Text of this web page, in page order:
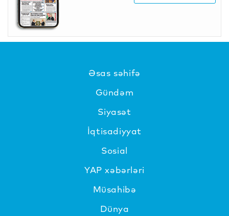
Əsas səhifə
Gündəm
Siyasət
İqtisadiyyat
Sosial
YAP xəbərləri
Müsahibə
Dünya